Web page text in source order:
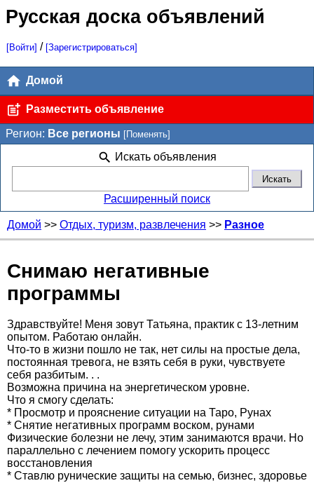
Русская доска объявлений
[Войти] / [Зарегистрироваться]
Домой
Разместить объявление
Регион: Все регионы [Поменять]
Искать объявления
Расширенный поиск
Домой >> Отдых, туризм, развлечения >> Разное
Снимаю негативные
программы
Здравствуйте! Меня зовут Татьяна, практик с 13-летним
опытом. Работаю онлайн.
Что-то в жизни пошло не так, нет силы на простые дела,
постоянная тревога, не взять себя в руки, чувствуете
себя разбитым. . .
Возможна причина на энергетическом уровне.
Что я смогу сделать:
* Просмотр и прояснение ситуации на Таро, Рунах
* Снятие негативных программ воском, рунами
Физические болезни не лечу, этим занимаются врачи. Но
параллельно с лечением помогу ускорить процесс
восстановления
* Ставлю рунические защиты на семью, бизнес, здоровье